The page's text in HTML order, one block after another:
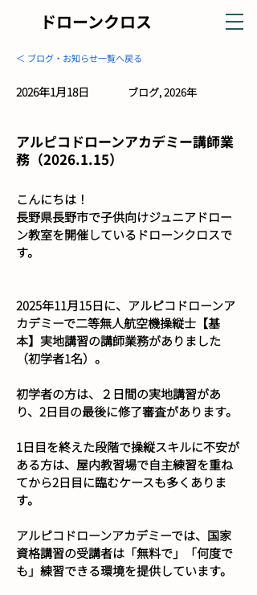
ドローンクロス
＜ ブログ・お知らせ一覧へ戻る
2026年1月18日 ブログ, 2026年
アルピコドローンアカデミー講師業
務（2026.1.15）
こんにちは！
長野県長野市で子供向けジュニアドロー
ン教室を開催しているドローンクロスで
す。
2025年11月15日に、アルピコドローンア
カデミーで二等無人航空機操縦士【基
本】実地講習の講師業務がありました
（初学者1名）。
初学者の方は、２日間の実地講習があ
り、2日目の最後に修了審査があります。
1日目を終えた段階で操縦スキルに不安が
ある方は、屋内教習場で自主練習を重ね
てから2日目に臨むケースも多くありま
す。
アルピコドローンアカデミーでは、国家
資格講習の受講者は「無料で」「何度で
も」練習できる環境を提供しています。